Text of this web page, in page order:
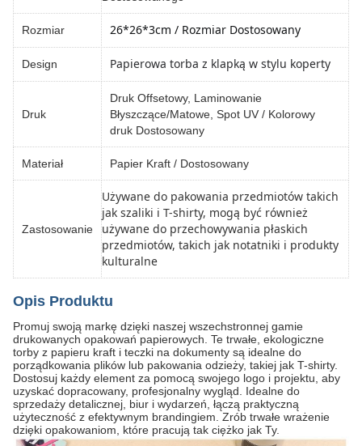
Rozmiar 26*26*3cm / Rozmiar Dostosowany
Design Papierowa torba z klapką w stylu koperty
Druk
Druk Offsetowy, Laminowanie
Błyszczące/Matowe, Spot UV / Kolorowy
druk Dostosowany
Materiał Papier Kraft / Dostosowany
Zastosowanie
Używane do pakowania przedmiotów takich
jak szaliki i T-shirty, mogą być również
używane do przechowywania płaskich
przedmiotów, takich jak notatniki i produkty
kulturalne
Opis Produktu
Promuj swoją markę dzięki naszej wszechstronnej gamie
drukowanych opakowań papierowych. Te trwałe, ekologiczne
torby z papieru kraft i teczki na dokumenty są idealne do
porządkowania plików lub pakowania odzieży, takiej jak T-shirty.
Dostosuj każdy element za pomocą swojego logo i projektu, aby
uzyskać dopracowany, profesjonalny wygląd. Idealne do
sprzedaży detalicznej, biur i wydarzeń, łączą praktyczną
użyteczność z efektywnym brandingiem. Zrób trwałe wrażenie
dzięki opakowaniom, które pracują tak ciężko jak Ty.